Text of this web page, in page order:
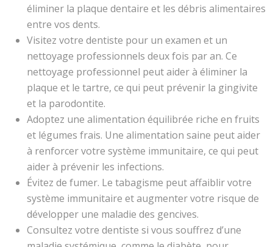
éliminer la plaque dentaire et les débris alimentaires
entre vos dents.
Visitez votre dentiste pour un examen et un
nettoyage professionnels deux fois par an. Ce
nettoyage professionnel peut aider à éliminer la
plaque et le tartre, ce qui peut prévenir la gingivite
et la parodontite.
Adoptez une alimentation équilibrée riche en fruits
et légumes frais. Une alimentation saine peut aider
à renforcer votre système immunitaire, ce qui peut
aider à prévenir les infections.
Évitez de fumer. Le tabagisme peut affaiblir votre
système immunitaire et augmenter votre risque de
développer une maladie des gencives.
Consultez votre dentiste si vous souffrez d’une